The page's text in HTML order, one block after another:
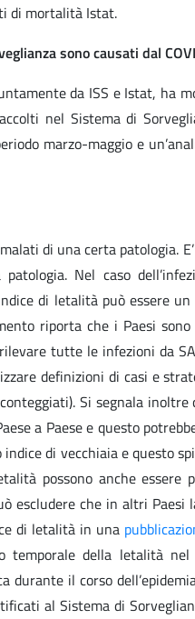
di mortalità Istat.
sono causati dal
da ISS e Istat, ha
nel Sistema di
marzo-maggio e
di una certa patologia.
Nel caso
di letalità può essere
riporta che i Paesi
tutte le infezioni da
definizioni di casi e
Si segnala
a Paese e questo
di vecchiaia e questo
possono anche
escludere che in altri Paesi
di letalità in una
temporale della letalità
durante il corso
al Sistema di